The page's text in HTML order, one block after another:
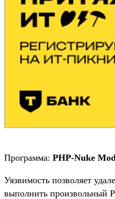
Программа: PHP-Nuke
Уязвимость позволяет
выполнить произвольный